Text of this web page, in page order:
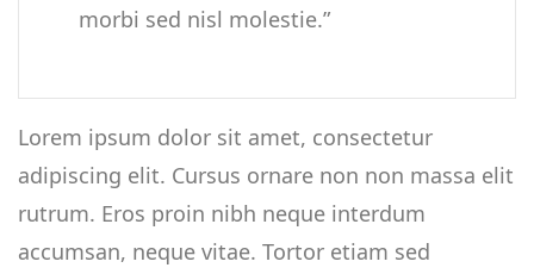
morbi sed nisl molestie.”
Lorem ipsum dolor sit amet, consectetur
adipiscing elit. Cursus ornare non non massa elit
rutrum. Eros proin nibh neque interdum
accumsan, neque vitae. Tortor etiam sed